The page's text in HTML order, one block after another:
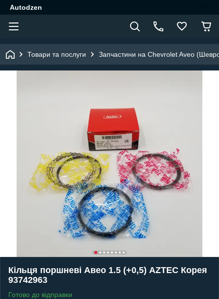
Autodzen
Товари та послуги Запчастини на Chevrolet Aveo
Кільця поршневі Авео 1.5 (+0,5) AZTEC Корея
93742963
Готово до відправки